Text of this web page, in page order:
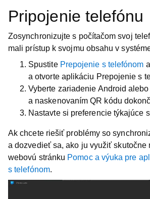
Pripojenie telefónu
Zosynchronizujte s počítačom svoj
mali prístup k svojmu obsahu v
Spustite Prepojenie s telefónom
a otvorte aplikáciu Prepojenie s
Vyberte zariadenie Android
a naskenovaním QR kódu
Nastavte si preferencie týkajúce
Ak chcete riešiť problémy so
a dozvedieť sa, ako ju využiť skutočne
webovú stránku Pomoc a výuka pre
s telefónom.